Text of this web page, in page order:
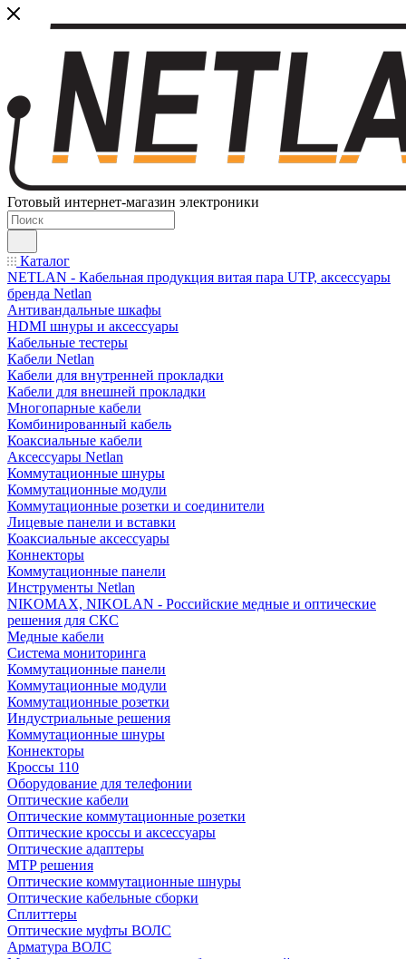
Готовый интернет-магазин электроники
Каталог
NETLAN - Кабельная продукция витая пара UTP, аксессуары
бренда Netlan
Антивандальные шкафы
HDMI шнуры и аксессуары
Кабельные тестеры
Кабели Netlan
Кабели для внутренней прокладки
Кабели для внешней прокладки
Многопарные кабели
Комбинированный кабель
Коаксиальные кабели
Аксессуары Netlan
Коммутационные шнуры
Коммутационные модули
Коммутационные розетки и соединители
Лицевые панели и вставки
Коаксиальные аксессуары
Коннекторы
Коммутационные панели
Инструменты Netlan
NIKOMAX, NIKOLAN - Российские медные и оптические
решения для СКС
Медные кабели
Система мониторинга
Коммутационные панели
Коммутационные модули
Коммутационные розетки
Индустриальные решения
Коммутационные шнуры
Коннекторы
Кроссы 110
Оборудование для телефонии
Оптические кабели
Оптические коммутационные розетки
Оптические кроссы и аксессуары
Оптические адаптеры
MTP решения
Оптические коммутационные шнуры
Оптические кабельные сборки
Сплиттеры
Оптические муфты ВОЛС
Арматура ВОЛС